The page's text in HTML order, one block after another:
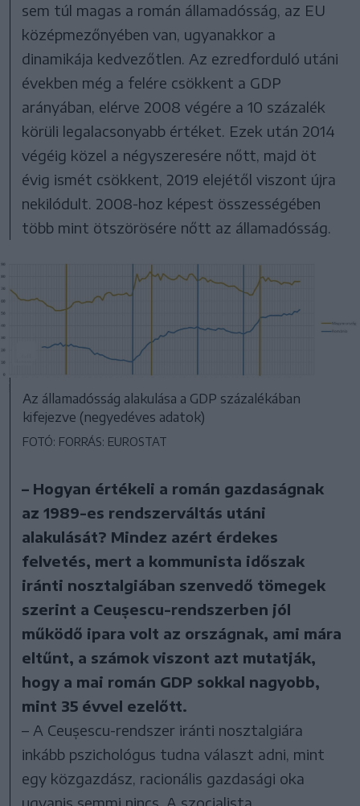
sem túl magas a román államadósság, az EU
középmezőnyében van, ugyanakkor a
dinamikája kedvezőtlen. Az ezredforduló utáni
években még a felére csökkent a GDP
arányában, elérve 2008 végére a 10 százalék
körüli legalacsonyabb értéket. Ezek után 2014
végéig közel a négyszeresére nőtt, majd öt
évig ismét csökkent, 2019 elejétől viszont újra
nekilódult. 2008-hoz képest összességében
több mint ötszörösére nőtt az államadósság.
Az államadósság alakulása a GDP százalékában
kifejezve (negyedéves adatok)
FOTÓ: FORRÁS: EUROSTAT
– Hogyan értékeli a román gazdaságnak
az 1989-es rendszerváltás utáni
alakulását? Mindez azért érdekes
felvetés, mert a kommunista időszak
iránti nosztalgiában szenvedő tömegek
szerint a Ceușescu-rendszerben jól
működő ipara volt az országnak, ami mára
eltűnt, a számok viszont azt mutatják,
hogy a mai román GDP sokkal nagyobb,
mint 35 évvel ezelőtt.
– A Ceușescu-rendszer iránti nosztalgiára
inkább pszichológus tudna választ adni, mint
egy közgazdász, racionális gazdasági oka